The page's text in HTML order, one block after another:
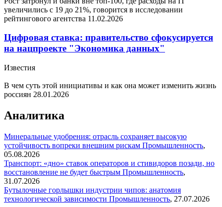
увеличились с 19 до 21%, говорится в исследовании
рейтингового агентства 11.02.2026
Цифровая ставка: правительство сфокусируется
на нацпроекте "Экономика данных"
Известия
В чем суть этой инициативы и как она может изменить жизнь
россиян 28.01.2026
Аналитика
Минеральные удобрения: отрасль сохраняет высокую
устойчивость вопреки внешним рискам Промышленность,
05.08.2026
Транспорт: «дно» ставок операторов и стивидоров позади, но
восстановление не будет быстрым Промышленность,
31.07.2026
Бутылочные горлышки индустрии чипов: анатомия
технологической зависимости Промышленность, 27.07.2026